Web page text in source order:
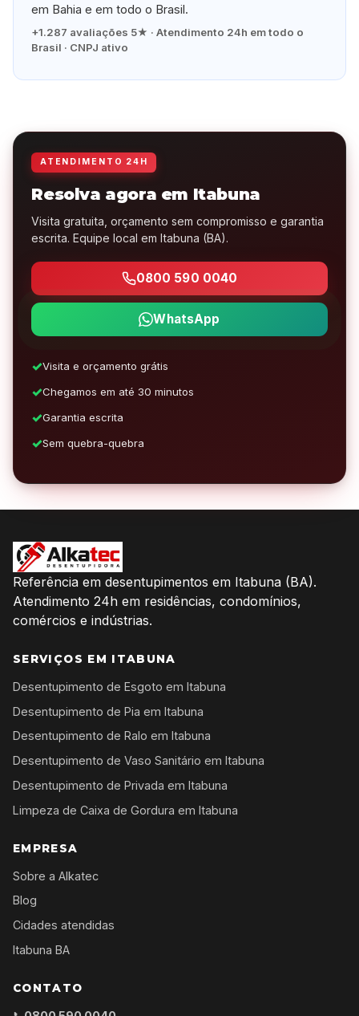
em Bahia e em todo o Brasil.
+1.287 avaliações 5★ · Atendimento 24h em todo o
Brasil · CNPJ ativo
ATENDIMENTO 24H
Resolva agora em Itabuna
Visita gratuita, orçamento sem compromisso e garantia
escrita. Equipe local em Itabuna (BA).
0800 590 0040
WhatsApp
Visita e orçamento grátis
Chegamos em até 30 minutos
Garantia escrita
Sem quebra-quebra
Referência em desentupimentos em Itabuna (BA).
Atendimento 24h em residências, condomínios,
comércios e indústrias.
SERVIÇOS EM ITABUNA
Desentupimento de Esgoto em Itabuna
Desentupimento de Pia em Itabuna
Desentupimento de Ralo em Itabuna
Desentupimento de Vaso Sanitário em Itabuna
Desentupimento de Privada em Itabuna
Limpeza de Caixa de Gordura em Itabuna
EMPRESA
Sobre a Alkatec
Blog
Cidades atendidas
Itabuna BA
CONTATO